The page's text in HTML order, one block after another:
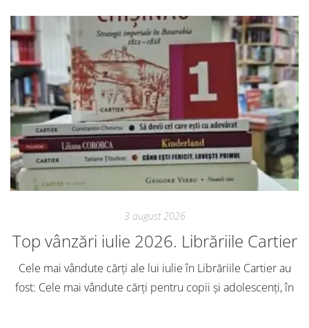
3 august 2026
Top vânzări iulie 2026. Librăriile Cartier
Cele mai vândute cărți ale lui iulie în Librăriile Cartier au
fost: Cele mai vândute cărți pentru copii și adolescenți, în